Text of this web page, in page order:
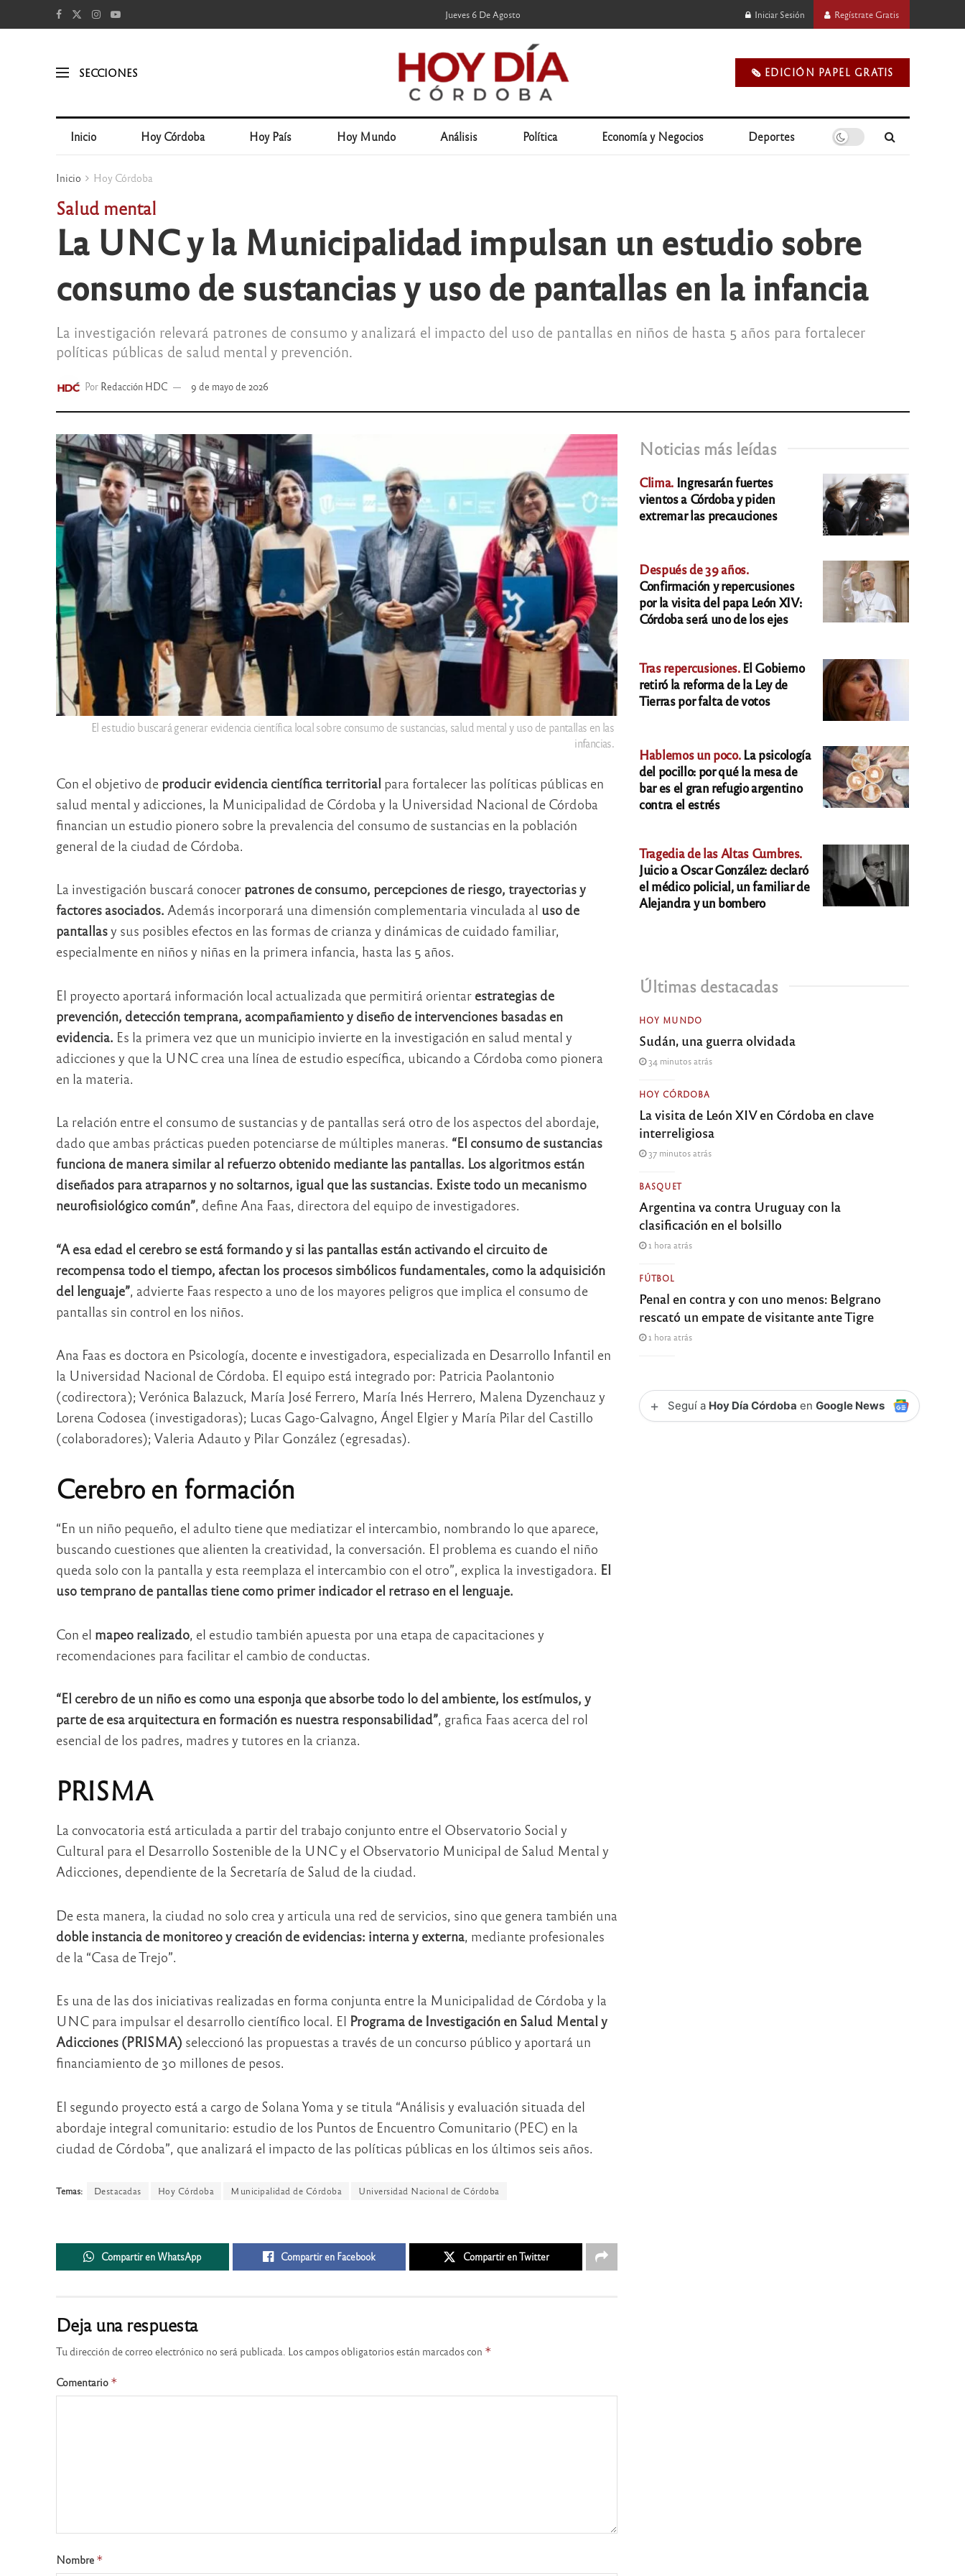
Jueves 6 De Agosto Iniciar Sesión Regístrate Gratis
SECCIONES 🗞️ EDICIÓN PAPEL GRATIS
Inicio Hoy Córdoba Hoy País Hoy Mundo Análisis Política Economía y Negocios Deportes
Inicio Hoy Córdoba
Salud mental
La UNC y la Municipalidad impulsan un estudio sobre
consumo de sustancias y uso de pantallas en la infancia
La investigación relevará patrones de consumo y analizará el impacto del uso de pantallas en niños de hasta 5 años para fortalecer
políticas públicas de salud mental y prevención.
Por Redacción HDC 9 de mayo de 2026
El estudio buscará generar evidencia científica local sobre consumo de sustancias, salud mental y uso de pantallas en las
infancias.
Con el objetivo de producir evidencia científica territorial para fortalecer las políticas públicas en
salud mental y adicciones, la Municipalidad de Córdoba y la Universidad Nacional de Córdoba
financian un estudio pionero sobre la prevalencia del consumo de sustancias en la población
general de la ciudad de Córdoba.
La investigación buscará conocer patrones de consumo, percepciones de riesgo, trayectorias y
factores asociados. Además incorporará una dimensión complementaria vinculada al uso de
pantallasy sus posibles efectos en las formas de crianza y dinámicas de cuidado familiar,
especialmente en niños y niñas en la primera infancia, hasta las 5 años.
El proyecto aportará información local actualizada que permitirá orientar estrategias de
prevención, detección temprana, acompañamiento y diseño de intervenciones basadas en
evidencia. Es la primera vez que un municipio invierte en la investigación en salud mental y
adicciones y que la UNC crea una línea de estudio específica, ubicando a Córdoba como pionera
en la materia.
La relación entre el consumo de sustancias y de pantallas será otro de los aspectos del abordaje,
dado que ambas prácticas pueden potenciarse de múltiples maneras. “El consumo de sustancias
funciona de manera similar al refuerzo obtenido mediante las pantallas. Los algoritmos están
diseñados para atraparnos y no soltarnos, igual que las sustancias. Existe todo un mecanismo
neurofisiológico común”, define Ana Faas, directora del equipo de investigadores.
“A esa edad el cerebro se está formando y si las pantallas están activando el circuito de
recompensa todo el tiempo, afectan los procesos simbólicos fundamentales, como la adquisición
del lenguaje”, advierte Faas respecto a uno de los mayores peligros que implica el consumo de
pantallas sin control en los niños.
Ana Faas es doctora en Psicología, docente e investigadora, especializada en Desarrollo Infantil en
la Universidad Nacional de Córdoba. El equipo está integrado por: Patricia Paolantonio
(codirectora); Verónica Balazuck, María José Ferrero, María Inés Herrero, Malena Dyzenchauz y
Lorena Codosea (investigadoras); Lucas Gago-Galvagno, Ángel Elgier y María Pilar del Castillo
(colaboradores); Valeria Adauto y Pilar González (egresadas).
Cerebro en formación
“En un niño pequeño, el adulto tiene que mediatizar el intercambio, nombrando lo que aparece,
buscando cuestiones que alienten la creatividad, la conversación. El problema es cuando el niño
queda solo con la pantalla y esta reemplaza el intercambio con el otro”, explica la investigadora. El
uso temprano de pantallas tiene como primer indicador el retraso en el lenguaje.
Con el mapeo realizado, el estudio también apuesta por una etapa de capacitaciones y
recomendaciones para facilitar el cambio de conductas.
“El cerebro de un niño es como una esponja que absorbe todo lo del ambiente, los estímulos, y
parte de esa arquitectura en formación es nuestra responsabilidad”, grafica Faas acerca del rol
esencial de los padres, madres y tutores en la crianza.
PRISMA
La convocatoria está articulada a partir del trabajo conjunto entre el Observatorio Social y
Cultural para el Desarrollo Sostenible de la UNC y el Observatorio Municipal de Salud Mental y
Adicciones, dependiente de la Secretaría de Salud de la ciudad.
De esta manera, la ciudad no solo crea y articula una red de servicios, sino que genera también una
doble instancia de monitoreo y creación de evidencias: interna y externa, mediante profesionales
de la “Casa de Trejo”.
Es una de las dos iniciativas realizadas en forma conjunta entre la Municipalidad de Córdoba y la
UNC para impulsar el desarrollo científico local. El Programa de Investigación en Salud Mental y
Adicciones (PRISMA) seleccionó las propuestas a través de un concurso público y aportará un
financiamiento de 30 millones de pesos.
El segundo proyecto está a cargo de Solana Yoma y se titula “Análisis y evaluación situada del
abordaje integral comunitario: estudio de los Puntos de Encuentro Comunitario (PEC) en la
ciudad de Córdoba”, que analizará el impacto de las políticas públicas en los últimos seis años.
Temas: Destacadas Hoy Córdoba Municipalidad de Córdoba Universidad Nacional de Córdoba
Compartir en WhatsApp Compartir en Facebook Compartir en Twitter
Deja una respuesta
Tu dirección de correo electrónico no será publicada. Los campos obligatorios están marcados con *
Comentario *
Nombre *
Noticias más leídas
Clima. Ingresarán fuertes
vientos a Córdoba y piden
extremar las precauciones
Después de 39 años.
Confirmación y repercusiones
por la visita del papa León XIV:
Córdoba será uno de los ejes
Tras repercusiones.El Gobierno
retiró la reforma de la Ley de
Tierras por falta de votos
Hablemos un poco.La psicología
del pocillo: por qué la mesa de
bar es el gran refugio argentino
contra el estrés
Tragedia de las Altas Cumbres.
Juicio a Oscar González: declaró
el médico policial, un familiar de
Alejandra y un bombero
Últimas destacadas
HOY MUNDO
Sudán, una guerra olvidada
34 minutos atrás
HOY CÓRDOBA
La visita de León XIV en Córdoba en clave
interreligiosa
37 minutos atrás
BASQUET
Argentina va contra Uruguay con la
clasificación en el bolsillo
1 hora atrás
FÚTBOL
Penal en contra y con uno menos: Belgrano
rescató un empate de visitante ante Tigre
1 hora atrás
+ Seguí a Hoy Día Córdoba enGoogle News